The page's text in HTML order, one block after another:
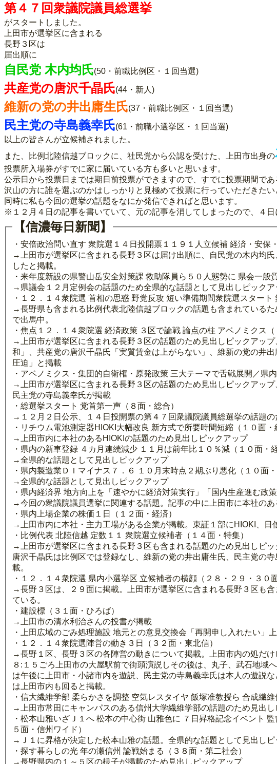
第４７回衆議院議員総選挙
がスタートしました。
上田市が選挙区に含まれる
長野３区は
届出順に
自民党 木内均氏(50・前職比例区・１回当選)
共産党の唐沢千晶氏(44・新人)
維新の党の井出庸生氏(37・前職比例区・１回当選)
民主党の寺島義幸氏(61・前職小選挙区・１回当選)
以上の皆さんが立候補されました。
また、比例北陸信越ブロックに、社民党から公認を受けた、上田市出身の
投票所入場券がすでに家に届いている方も多いと思います。
公示日から投票日までは期日前投票ができますので、すでに投票期間で
沢山の方に誰を選ぶのかはしっかりと見極めて投票に行っていただきたい
同時に私も今回の選挙の話題をなにか発信できればと思います。
※１２月４日の記事を書いていて、元の記事を消してしまったので、４日
【信濃毎日新聞】
・安倍政治問い直す 衆院選１４日投開票１１９１人立候補 経済・安
→上田市が選挙区に含まれる長野３区は届け出順に、自民党の木内均
したと掲載。
・来年度新設の県警山岳安全対策課 救助隊員ら５０人態勢に 県会一般
→県議会１２月定例会の話題のため全県的な話題として見出しピックア
・１２．１４衆院選 首相の思惑 野党反攻 短い準備期間衆院選スター
→長野県も含まれる比例代表北陸信越ブロックの話題も含まれている
で出馬中。
・焦点１２．１４衆院選 経済政策 ３区で論戦 論点の柱 アベノミクス（
→上田市が選挙区に含まれる長野３区の話題のため見出しピックアッ
和」、共産党の唐沢千晶氏「実質賃金は上がらない」、維新の党の井
圧迫」と掲載
・アベノミクス・集団的自衛権・原発政策 三大テーマで舌戦展開／県
→上田市が選挙区に含まれる長野３区の話題のため見出しピックアッ
民主党の寺島義幸氏が掲載
・総選挙スタート 党首第一声（８面・総合）
→１２月２日公示、１４日投開票の第４７回衆議院議員総選挙の話題
・リチウム電池測定器HIOKI大幅改良 新方式で所要時間短縮（１０面・
→上田市内に本社のあるHIOKIの話題のため見出しピックアップ
・県内の新車登録 ４カ月連続減少 １１月は前年比１０％減（１０面・経
→全県的な話題として見出しピックアップ
・県内製造業ＤＩマイナス７．６ １０月末時点２期ぶり悪化（１０面・
→全県的な話題として見出しピックアップ
・県内経済界 地方向上を「速やかに経済対策実行」「国内生産進む政
→今回の衆議院議員選挙に関連する話題。記事の中に上田市に本社の
・県内上場企業の株価１日（１２面・経済）
→上田市内に本社・主力工場がある企業が掲載。東証１部にHIOKI、
・比例代表 北陸信越 定数１１ 衆院選立候補者（１４面・特集）
→上田市が選挙区に含まれる長野３区も含まれる話題のため見出しピ
唐沢千晶氏は比例区では登録なし、維新の党の井出庸生氏、民主党の
載。
・１２．１４衆院選 県内小選挙区 立候補者の横顔（２８・２９・３０
→長野３区は、２９面に掲載。上田市が選挙区に含まれる長野３区も
ている。
・建設標（３１面・ひろば）
→上田市の清水利治さんの投書が掲載
・上田広域のごみ処理施設 地元との意見交換会「再開申し入れたい」
・１２．１４衆院選陣営の動き３日（３２面・東北信）
→長野１区、長野３区の各陣営の動きについて掲載。上田市内の処だ
８:１５ごろ上田市の大屋駅前で街頭演説しその後は、丸子、武石地
は午後に上田市・小諸市内を遊説、民主党の寺島義幸氏は本人の遊説
は上田市内も回ると掲載。
・信大繊維学部 柔らかさを調整 空気レスタイヤ 飯塚准教授ら 合成繊
→上田市常田にキャンパスのある信州大学繊維学部の話題のため見出し
・松本山雅いざＪ１へ 松本の中心街 山雅色に ７日昇格記念イベント
５面・信州ワイド）
→Ｊ１に昇格が決定した松本山雅の話題。全県的な話題として見出しピ
・探す暮らしの光 年の瀬信州 論戦始まる（３８面・第二社会）
→長野県内の１～５区の様子が掲載のため見出しピックアップ